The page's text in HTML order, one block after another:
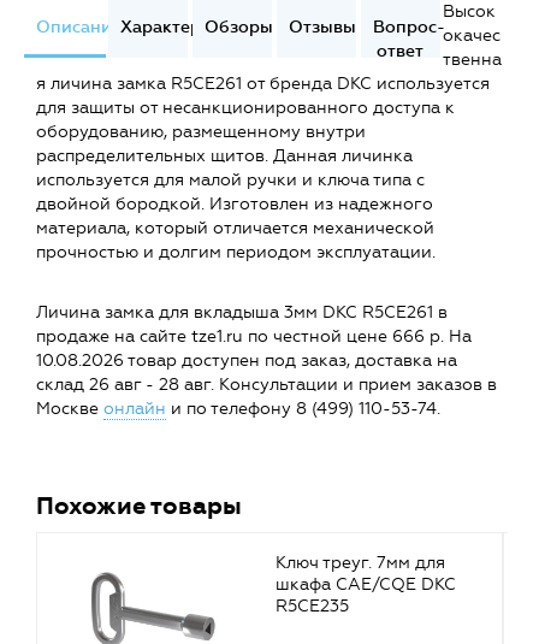
ОписаниеХарактеристики
Обзоры Отзывы
Вопрос-
ответ
Высок
окачес
твенна
я личина замка R5CE261 от бренда DKC используется
для защиты от несанкционированного доступа к
оборудованию, размещенному внутри
распределительных щитов. Данная личинка
используется для малой ручки и ключа типа с
двойной бородкой. Изготовлен из надежного
материала, который отличается механической
прочностью и долгим периодом эксплуатации.
Личина замка для вкладыша 3мм DKC R5CE261 в
продаже на сайте tze1.ru по честной цене 666 р. На
10.08.2026 товар доступен под заказ, доставка на
склад 26 авг - 28 авг. Консультации и прием заказов в
Москве онлайн и по телефону 8 (499) 110-53-74.
Похожие товары
Ключ треуг. 7мм для
шкафа CAE/CQE DKC
R5CE235